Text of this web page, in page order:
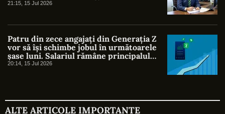
urilor este indusă chiar de stat”
21:15, 15 Jul 2026
Patru din zece angajați din Generația Z
vor să își schimbe jobul în următoarele
șase luni. Salariul rămâne principalul
motiv, dar tinerii pun accent pe
20:14, 15 Jul 2026
ALTE ARTICOLE IMPORTANTE